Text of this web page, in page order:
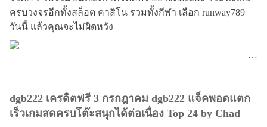
ครบวงจรอีกทั้งสล็อต คาสิโน รวมทั้งกีฬา เลือก runway789
วันนี้ แล้วคุณจะไม่ผิดหวัง
…
dgb222 เครดิตฟรี 3 กรกฎาคม dgb222 แจ็คพอตแตก
เร็วเกมสดครบโต๊ะสนุกได้ต่อเนื่อง Top 24 by Chad